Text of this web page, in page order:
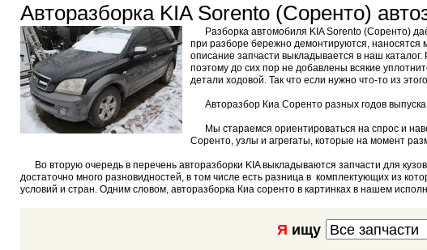
Авторазборка KIA Sorento (Соренто)
Разборка автомобиля KIA Sorento (Соренто)
при разборе бережно демонтируются, наносятся
описание запчасти выкладывается в наш
поэтому до сих пор не добавлены всякие
детали ходовой. Так что если нужно что-то из
Авторазбор Киа Соренто разных годов
Мы стараемся ориентироваться на спрос и
Соренто, узлы и агрегаты, которые на момент
Во вторую очередь в перечень авторазборки KIA выкладываются запчасти для
достаточно много разновидностей, в том числе есть разница в комплектующих из
условий и стран. Одним словом, авторазборка Киа соренто в картинках в нашем
Я ищу